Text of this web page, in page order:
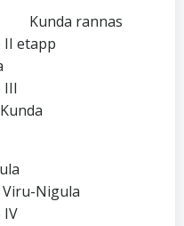
rannas
II etapp
III
Nigula
IV